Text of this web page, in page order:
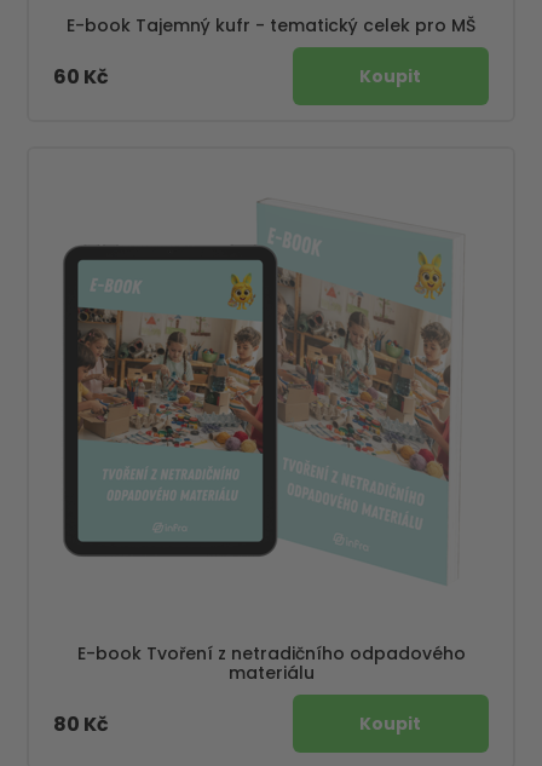
E-book Tajemný kufr - tematický celek pro MŠ
60 Kč
E-book Tvoření z netradičního odpadového
materiálu
80 Kč